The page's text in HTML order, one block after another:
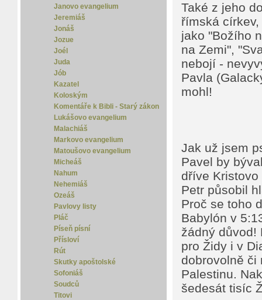
Janovo evangelium
Jeremiáš
Jonáš
Jozue
Joél
Juda
Jób
Kazatel
Koloským
Komentáře k Bibli - Starý zákon
Lukášovo evangelium
Malachiáš
Markovo evangelium
Matoušovo evangelium
Micheáš
Nahum
Nehemiáš
Ozeáš
Pavlovy listy
Pláč
Píseň písní
Přísloví
Rút
Skutky apoštolské
Sofoniáš
Soudců
Titovi
Také z jeho
římská
jako "Božího
na Zemi",
nebojí -
Pavla
mohl!
Jak už jsem
Pavel by
dříve
Petr působil
Proč se toho
Babylón v
žádný důvod!
pro Židy i v
dobrovolně či
Palestinu.
šedesát tisíc